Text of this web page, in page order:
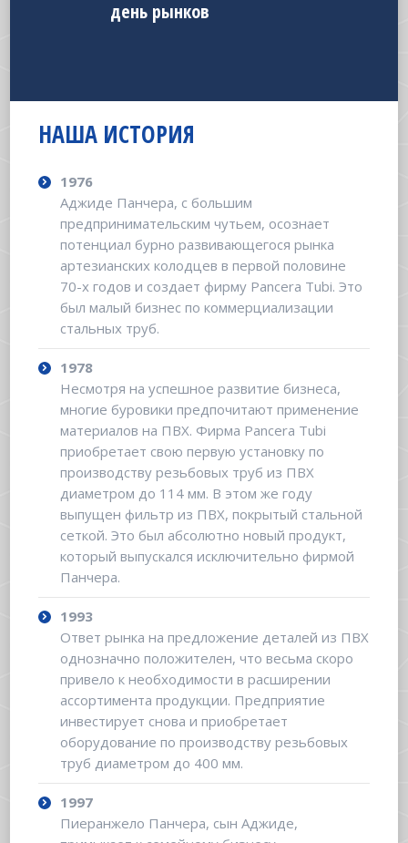
день рынков
НАША ИСТОРИЯ
1976
Аджиде Панчера, с большим
предпринимательским чутьем, осознает
потенциал бурно развивающегося рынка
артезианских колодцев в первой половине
70-х годов и создает фирму Pancera Tubi. Это
был малый бизнес по коммерциализации
стальных труб.
1978
Несмотря на успешное развитие бизнеса,
многие буровики предпочитают применение
материалов на ПВХ. Фирма Pancera Tubi
приобретает свою первую установку по
производству резьбовых труб из ПВХ
диаметром до 114 мм. В этом же году
выпущен фильтр из ПВХ, покрытый стальной
сеткой. Это был абсолютно новый продукт,
который выпускался исключительно фирмой
Панчера.
1993
Ответ рынка на предложение деталей из ПВХ
однозначно положителен, что весьма скоро
привело к необходимости в расширении
ассортимента продукции. Предприятие
инвестирует снова и приобретает
оборудование по производству резьбовых
труб диаметром до 400 мм.
1997
Пиеранжело Панчера, сын Аджиде,